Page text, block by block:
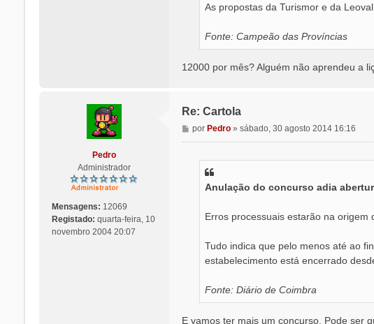
As propostas da Turismor e da
Fonte: Campeão das Províncias
12000 por mês? Alguém não aprendeu a
Pedro
Administrador
Mensagens: 12069
Registado: quarta-feira, 10
novembro 2004 20:07
Re: Cartola
M
e
porPedro »sábado, 30 agosto 2014 16:16
Anulação do concurso adia
Erros processuais estarão na origem
Tudo indica que pelo menos até ao
estabelecimento está encerrado
Fonte: Diário de Coimbra
E vamos ter mais um concurso. Pode ser